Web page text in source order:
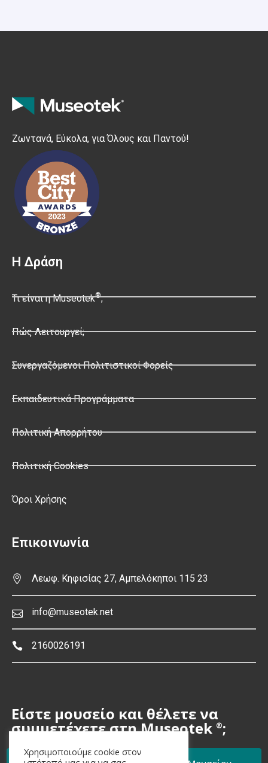
Ζωντανά, Εύκολα, για Όλους και Παντού!
Η Δράση
Τι είναι η Museotek®;
Πώς Λειτουργεί;
Συνεργαζόμενοι Πολιτιστικοί Φορείς
Εκπαιδευτικά Προγράμματα
Πολιτική Απορρήτου
Πολιτική Cookies
Όροι Χρήσης
Επικοινωνία
Λεωφ. Κηφισίας 27, Αμπελόκηποι 115 23
info@museotek.net
2160026191
Είστε μουσείο και θέλετε να
συμμετέχετε στη Museotek ®;
Χρησιμοποιούμε cookie στον